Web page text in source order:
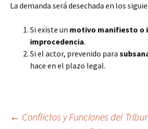
La demanda será desechada en los
Si existe un motivo manifiesto o
improcedencia.
Si el actor, prevenido para
hace en el plazo legal.
← Conflictos y Funciones del